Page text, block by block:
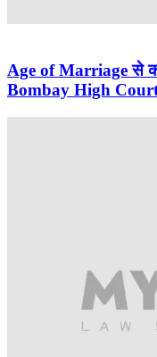
Age of Marriage से
Bombay High